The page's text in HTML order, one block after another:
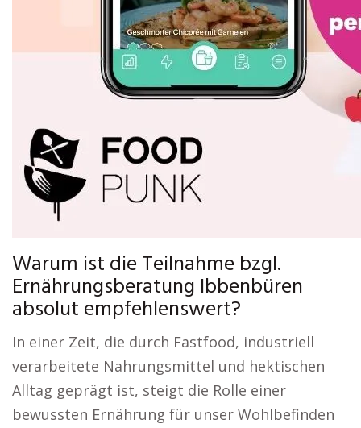
Warum ist die Teilnahme bzgl.
Ernährungsberatung Ibbenbüren
absolut empfehlenswert?
In einer Zeit, die durch Fastfood, industriell
verarbeitete Nahrungsmittel und hektischen
Alltag geprägt ist, steigt die Rolle einer
bewussten Ernährung für unser Wohlbefinden